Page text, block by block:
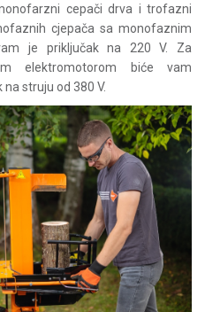
cepači drva i trofazni
cjepača sa monofaznim
je priključak na 220 V. Za
elektromotorom biće vam
struju od 380 V.